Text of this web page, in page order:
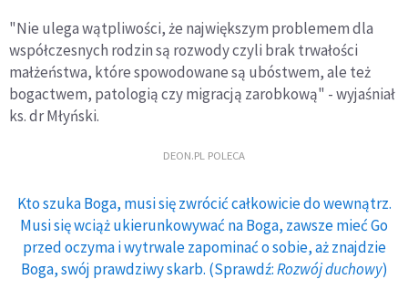
"Nie ulega wątpliwości, że największym problemem dla
współczesnych rodzin są rozwody czyli brak trwałości
małżeństwa, które spowodowane są ubóstwem, ale też
bogactwem, patologią czy migracją zarobkową" - wyjaśniał
ks. dr Młyński.
DEON.PL POLECA
Kto szuka Boga, musi się zwrócić całkowicie do wewnątrz.
Musi się wciąż ukierunkowywać na Boga, zawsze mieć Go
przed oczyma i wytrwale zapominać o sobie, aż znajdzie
Boga, swój prawdziwy skarb. (Sprawdź:Rozwój duchowy)